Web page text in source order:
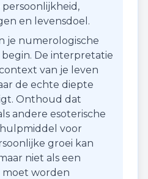
en levensdoel.
je numerologische
De interpretatie
van je leven
de echte diepte
Onthoud dat
andere esoterische
voor
groei kan
niet als een
moet worden